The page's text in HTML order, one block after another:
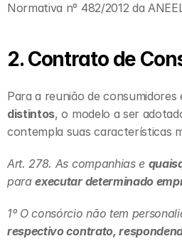
Normativa nº 482/2012 da
2. Contrato de
Para a reunião de
distintos, o modelo a ser
contempla suas características
Art. 278. As companhias e
para executar determinado
1º O consórcio não tem
respectivo contrato,